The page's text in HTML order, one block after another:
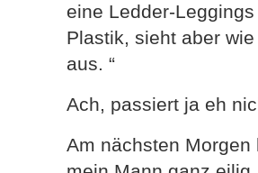
eine Ledder-
Plastik, sieht aber
aus. “
Ach, passiert ja eh
Am nächsten Morgen